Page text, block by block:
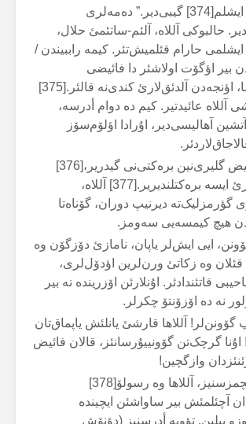
فائیضلی ایشلم[374] گیبی‌دیر.” دەمەلری
حالبوکی آللاە، آلئم-ساتئمئ حلال،
حارام قئلمیش‌تئر. کیمە راببیندن /
بیر اؤگۆت اولاشئر دا فائیضی
بئراقئرسا، اؤنجەدن آلدئق‌لارئ کندی‌نە قالئر.[375]
آللاە عائیدتیر. کیم دە دوام أدرسە،
آتشین آهالیسی‌دیر، اۇرادا اؤلۆم‌سۆز
آللاە، فائیض گلیری‌نین برەکتی‌نی گیدریر،[376]
صاداقالارئ ایسە برەکتلندیریر.[377] آللاە،
دیرنیپ دوران، گۆناەتا
هیچ کیمسەیی سەومز.
گۆونن، ایی ایش‌لر یاپان، نامازئ دۆزگۆن وە
وە زکاتئ ورن‌لرین اؤدۆل‌لری،
قاتئندادئر. اۇنلارئن اۆزریندە نە بیر
نە دە اۆزۆنتۆ چکرلر.
گۆونن‌لر! آللاها قارشئ یانلئش یاپماق‌تان
اۇنا گرچک‌تن گۆونییۇرسانئز، قالان فائیض
وازگچین!
أگر وازگچمزسنیز، آللاها وە رسولۆ[378]
آچئلمئش بیر ساواشئن ایچیندە
بیلین. تؤوبە أدرسنیز (دؤنۆش